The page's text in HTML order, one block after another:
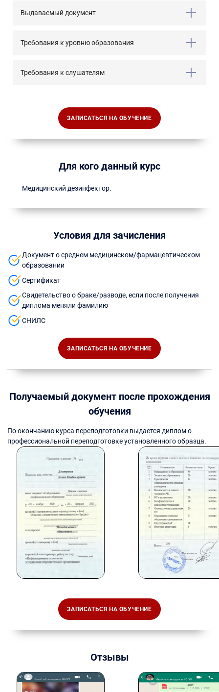
Выдаваемый документ
Требования к уровню образования
Требования к слушателям
ЗАПИСАТЬСЯ НА ОБУЧЕНИЕ
Для кого данный курс
Медицинский дезинфектор.
Условия для зачисления
Документ о среднем медицинском/фармацевтическом
образовании
Сертификат
Свидетельство о браке/разводе, если после получения
диплома меняли фамилию
СНИЛС
ЗАПИСАТЬСЯ НА ОБУЧЕНИЕ
Получаемый документ после прохождения
обучения
По окончанию курса переподготовки выдается диплом о
профессиональной переподготовке установленного образца.
ЗАПИСАТЬСЯ НА ОБУЧЕНИЕ
Отзывы